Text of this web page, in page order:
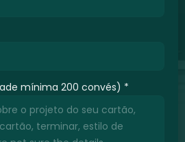
mínima 200 convés) *